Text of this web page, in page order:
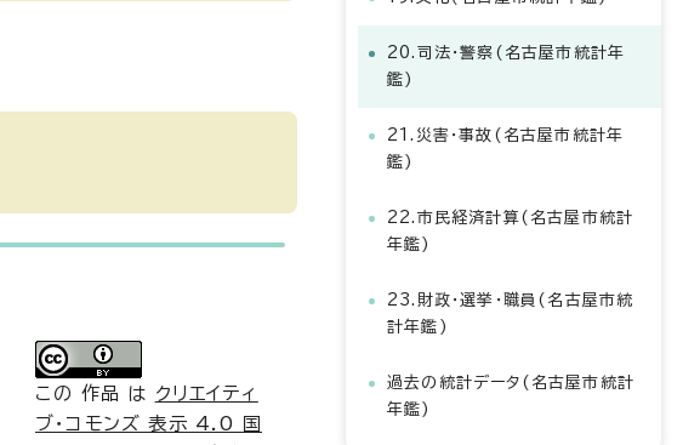
この 作品 は クリエイティ
ブ・コモンズ 表示 4.0 国
20.司法・警察(名古屋市統計年
鑑)
21.災害・事故(名古屋市統計年
鑑)
22.市民経済計算(名古屋市統計
年鑑)
23.財政・選挙・職員(名古屋市統
計年鑑)
過去の統計データ(名古屋市統計
年鑑)